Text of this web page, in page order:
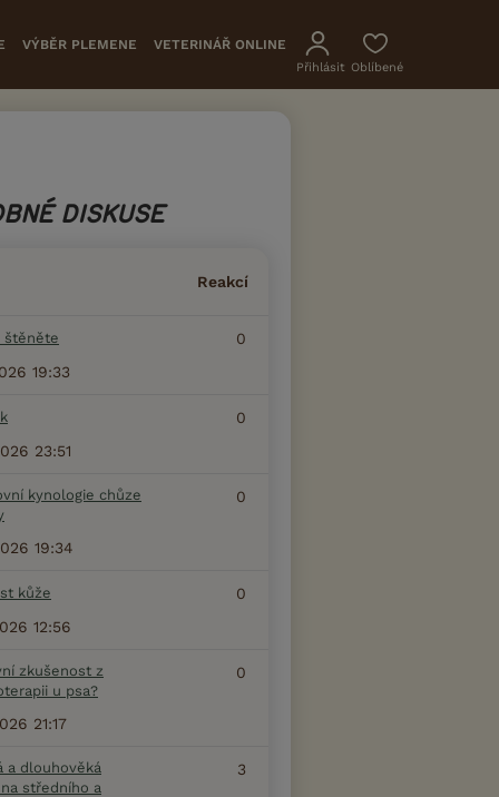
VÝBĚR PLEMENE VETERINÁŘ ONLINE
Přihlásit Oblíbené
DISKUSE
Reakcí
štěněte
0
19:33
0
23:51
kynologie chůze
0
19:34
kůže
0
12:56
zkušenost z
u psa?
0
21:17
a dlouhověká
středního a
3